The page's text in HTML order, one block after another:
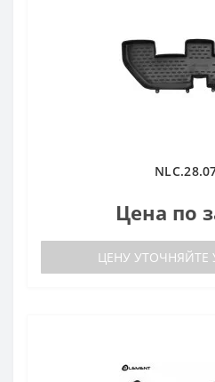
Цена по
ЦЕНУ УТОЧНЯЙТЕ